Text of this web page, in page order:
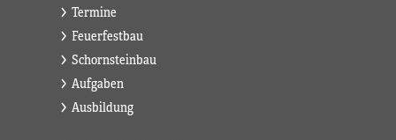
Termine
Feuerfestbau
Schornsteinbau
Aufgaben
Ausbildung